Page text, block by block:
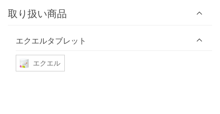
取り扱い商品
エクエルタブレット
エクエル